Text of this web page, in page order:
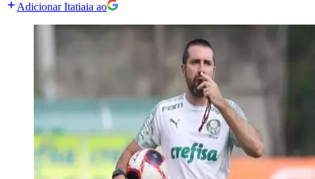
Adicionar Itatiaia ao